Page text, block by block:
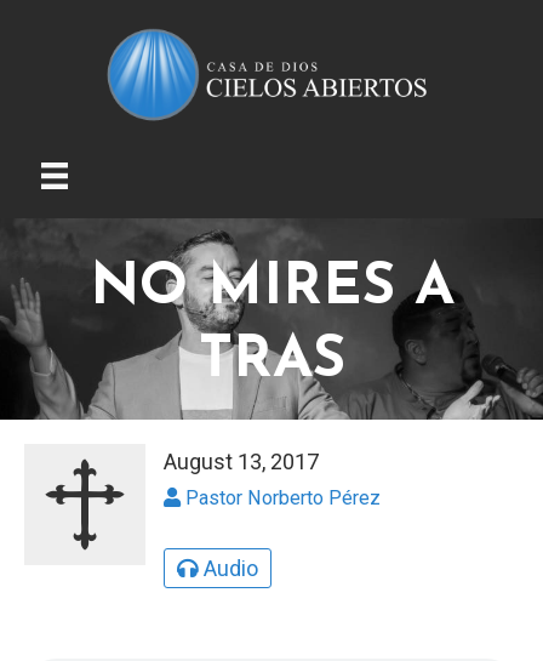
NO MIRES A
TRAS
August 13, 2017
Pastor Norberto Pérez
Audio